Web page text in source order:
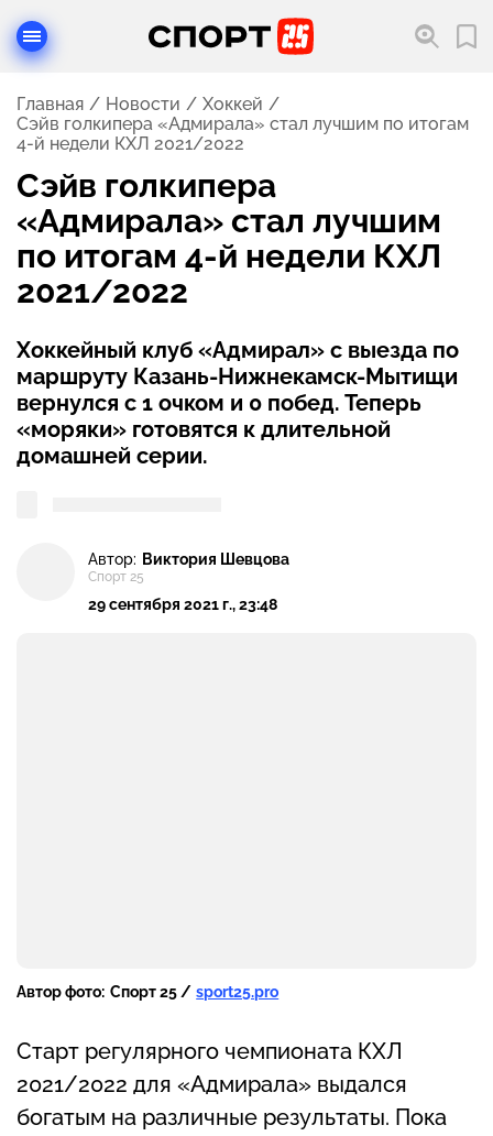
Главная Новости
Хоккей
Сэйв голкипера «Адмирала» стал лучшим по итогам
4-й недели КХЛ 2021/2022
Сэйв голкипера
«Адмирала» стал лучшим
по итогам 4-й недели КХЛ
2021/2022
Хоккейный клуб «Адмирал» с выезда по
маршруту Казань-Нижнекамск-Мытищи
вернулся с 1 очком и 0 побед. Теперь
«моряки» готовятся к длительной
домашней серии.
Автор: Виктория Шевцова
Спорт 25
29 сентября 2021 г., 23:48
Автор фото: Спорт 25 / sport25.pro
Старт регулярного чемпионата КХЛ
2021/2022 для «Адмирала» выдался
богатым на различные результаты. Пока